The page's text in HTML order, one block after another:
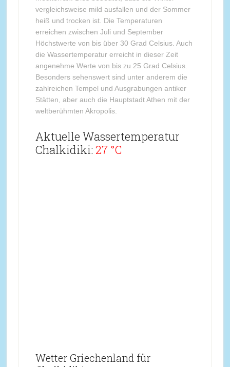
vergleichsweise mild ausfallen und der Sommer
heiß und trocken ist. Die Temperaturen
erreichen zwischen Juli und September
Höchstwerte von bis über 30 Grad Celsius. Auch
die Wassertemperatur erreicht in dieser Zeit
angenehme Werte von bis zu 25 Grad Celsius.
Besonders sehenswert sind unter anderem die
zahlreichen Tempel und Ausgrabungen antiker
Stätten, aber auch die Hauptstadt Athen mit der
weltberühmten Akropolis.
Aktuelle Wassertemperatur
Chalkidiki: 27 °C
Wetter Griechenland für